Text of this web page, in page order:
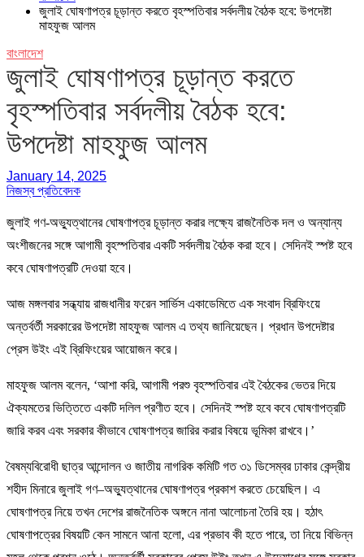
জুলাই ঘোষণাপত্র চূড়ান্ত করতে বৃহস্পতিবার সর্বদলীয় বৈঠক হবে: উপদেষ্টা
মাহফুজ আলম
বাংলাদেশ
জুলাই ঘোষণাপত্র চূড়ান্ত করতে
বৃহস্পতিবার সর্বদলীয় বৈঠক হবে:
উপদেষ্টা মাহফুজ আলম
January 14, 2025
নিজস্ব প্রতিবেদক
জুলাই গণ-অভ্যুত্থানের ঘোষণাপত্র চূড়ান্ত করার লক্ষ্যে রাজনৈতিক দল ও অন্যান্য
অংশীজনের সঙ্গে আগামী বৃহস্পতিবার একটি সর্বদলীয় বৈঠক করা হবে। সেদিনই স্পষ্ট হবে
কবে ঘোষণাপত্রটি দেওয়া হবে।
আজ মঙ্গলবার সন্ধ্যায় রাজধানীর ফরেন সার্ভিস একাডেমিতে এক সংবাদ ব্রিফিংয়ে
অন্তর্বর্তী সরকারের উপদেষ্টা মাহফুজ আলম এ তথ্য জানিয়েছেন। প্রধান উপদেষ্টার
প্রেস উইং এই ব্রিফিংয়ের আয়োজন করে।
মাহফুজ আলম বলেন, ‘আশা করি, আগামী পরশু বৃহস্পতিবার এই বৈঠকের ভেতর দিয়ে
ঐক্যমতের ভিত্তিতে একটি দলিল প্রণীত হবে। সেদিনই স্পষ্ট হবে কবে ঘোষণাপত্রটি
জারি করব এবং সরকার কীভাবে ঘোষণাপত্র জারির করার বিষয়ে ভূমিকা রাখবে।’
বৈষম্যবিরোধী ছাত্র আন্দোলন ও জাতীয় নাগরিক কমিটি গত ৩১ ডিসেম্বর ঢাকার কেন্দ্রীয়
শহীদ মিনারে জুলাই গণ–অভ্যুত্থানের ঘোষণাপত্র প্রকাশ করতে চেয়েছিল। এ
ঘোষণাপত্র নিয়ে তখন দেশের রাজনৈতিক অঙ্গনে নানা আলোচনা তৈরি হয়। হঠাৎ
ঘোষণাপত্রের বিষয়টি কেন সামনে আনা হলো, এর প্রভাব কী হতে পারে, তা নিয়ে বিভিন্ন